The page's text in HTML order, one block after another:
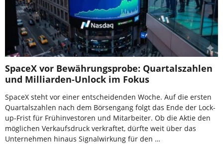
SpaceX vor Bewährungsprobe: Quartalszahlen
und Milliarden-Unlock im Fokus
SpaceX steht vor einer entscheidenden Woche. Auf die ersten
Quartalszahlen nach dem Börsengang folgt das Ende der Lock-
up-Frist für Frühinvestoren und Mitarbeiter. Ob die Aktie den
möglichen Verkaufsdruck verkraftet, dürfte weit über das
Unternehmen hinaus Signalwirkung für den …